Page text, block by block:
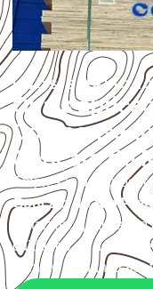
USOS E
Quais
Gonçalo do
Empresas que
Gonçalo do Rio Preto
instalada, qual será
cuidados de
formato e quantidade